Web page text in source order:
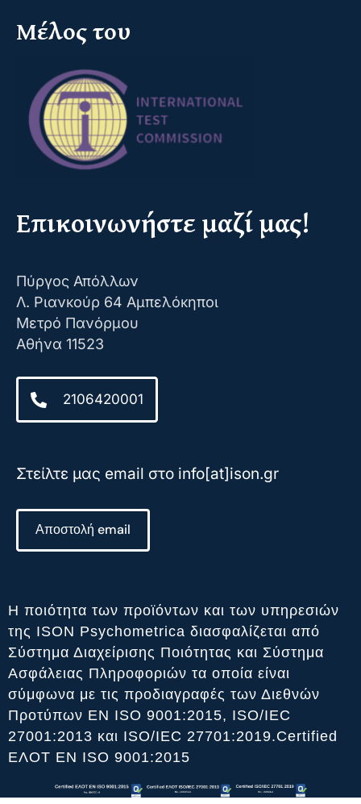
Μέλος του
Επικοινωνήστε μαζί μας!
Πύργος Απόλλων
Λ. Ριανκούρ 64 Αμπελόκηποι
Μετρό Πανόρμου
Αθήνα 11523
2106420001
Στείλτε μας email στο info[at]ison.gr
Αποστολή email
Η ποιότητα των προϊόντων και των υπηρεσιών
της ISON Psychometrica διασφαλίζεται από
Σύστημα Διαχείρισης Ποιότητας και Σύστημα
Ασφάλειας Πληροφοριών τα οποία είναι
σύμφωνα με τις προδιαγραφές των Διεθνών
Προτύπων ΕΝ ISO 9001:2015, ISO/IEC
27001:2013 και ISO/IEC 27701:2019.Certified
ΕΛΟΤ ΕΝ ISO 9001:2015